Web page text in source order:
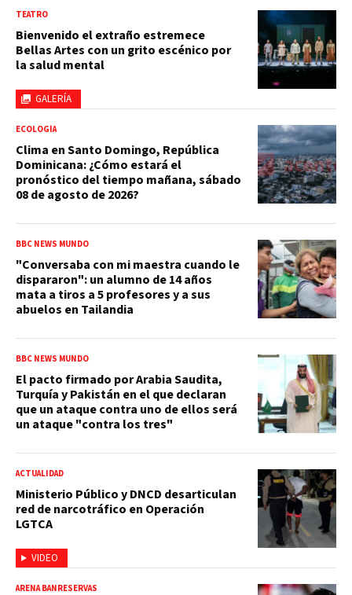
GALERÍA
TEATRO
Bienvenido el extraño estremece
Bellas Artes con un grito escénico por
la salud mental
ECOLOGÍA
Clima en Santo Domingo, República
Dominicana: ¿Cómo estará el
pronóstico del tiempo mañana, sábado
08 de agosto de 2026?
BBC NEWS MUNDO
"Conversaba con mi maestra cuando le
dispararon": un alumno de 14 años
mata a tiros a 5 profesores y a sus
abuelos en Tailandia
BBC NEWS MUNDO
El pacto firmado por Arabia Saudita,
Turquía y Pakistán en el que declaran
que un ataque contra uno de ellos será
un ataque "contra los tres"
VIDEO
ACTUALIDAD
Ministerio Público y DNCD desarticulan
red de narcotráfico en Operación
LGTCA
ARENA BANRESERVAS